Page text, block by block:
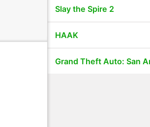
Slay the Spire 2
HAAK